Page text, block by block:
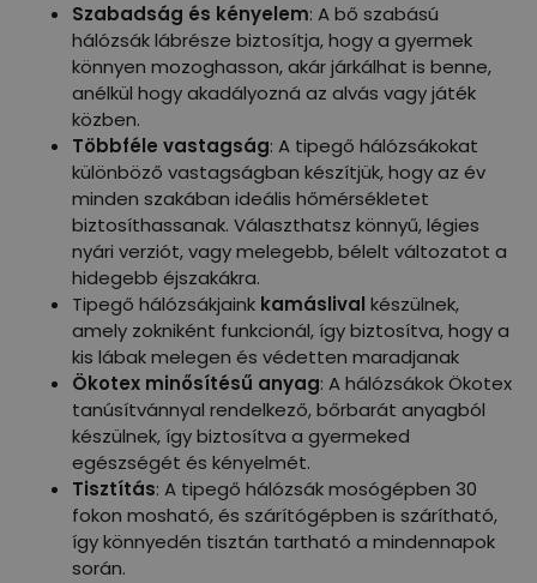
Szabadság és kényelem: A bő szabású
hálózsák lábrésze biztosítja, hogy a gyermek
könnyen mozoghasson, akár járkálhat is benne,
anélkül hogy akadályozná az alvás vagy játék
közben.
Többféle vastagság: A tipegő hálózsákokat
különböző vastagságban készítjük, hogy az év
minden szakában ideális hőmérsékletet
biztosíthassanak. Választhatsz könnyű, légies
nyári verziót, vagy melegebb, bélelt változatot a
hidegebb éjszakákra.
Tipegő hálózsákjaink kamáslival készülnek,
amely zokniként funkcionál, így biztosítva, hogy a
kis lábak melegen és védetten maradjanak
Ökotex minősítésű anyag: A hálózsákok Ökotex
tanúsítvánnyal rendelkező, bőrbarát anyagból
készülnek, így biztosítva a gyermeked
egészségét és kényelmét.
Tisztítás: A tipegő hálózsák mosógépben 30
fokon mosható, és szárítógépben is szárítható,
így könnyedén tisztán tartható a mindennapok
során.